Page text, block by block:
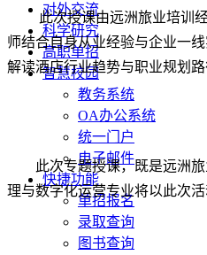
对外交流
科学研究
高职单招
智慧校园
教务系统
OA办公系统
统一门户
电子邮件
快捷功能
单招报名
录取查询
图书查询
此次授课由远洲旅业培训
师结合自身从业经验与企业一
解读酒店行业趋势与职业规划
此次专题授课，既是远洲
理与数字化运营专业将以此次